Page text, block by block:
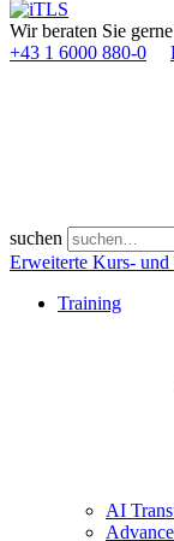
Wir beraten Sie
+43 1 6000 880­-0
suchen
Erweiterte Kurs- und
Training
AI